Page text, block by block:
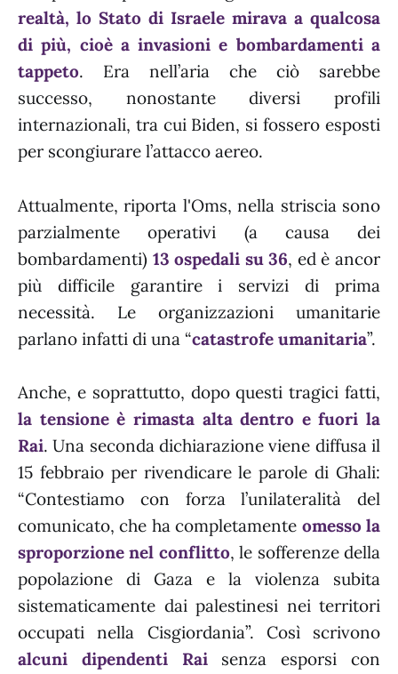
realtà, lo Stato di Israele mirava a qualcosa
di più, cioè a invasioni e bombardamenti a
tappeto. Era nell’aria che ciò sarebbe
successo, nonostante diversi profili
internazionali, tra cui Biden, si fossero esposti
per scongiurare l’attacco aereo.
Attualmente, riporta l'Oms, nella striscia sono
parzialmente operativi (a causa dei
bombardamenti) 13 ospedali su 36, ed è ancor
più difficile garantire i servizi di prima
necessità. Le organizzazioni umanitarie
parlano infatti di una “catastrofe umanitaria”.
Anche, e soprattutto, dopo questi tragici fatti,
la tensione è rimasta alta dentro e fuori la
Rai. Una seconda dichiarazione viene diffusa il
15 febbraio per rivendicare le parole di Ghali:
“Contestiamo con forza l’unilateralità del
comunicato, che ha completamente omesso la
sproporzione nel conflitto, le sofferenze della
popolazione di Gaza e la violenza subita
sistematicamente dai palestinesi nei territori
occupati nella Cisgiordania”. Così scrivono
alcuni dipendenti Raisenza esporsi con